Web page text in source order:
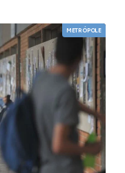
METRÓPOLE